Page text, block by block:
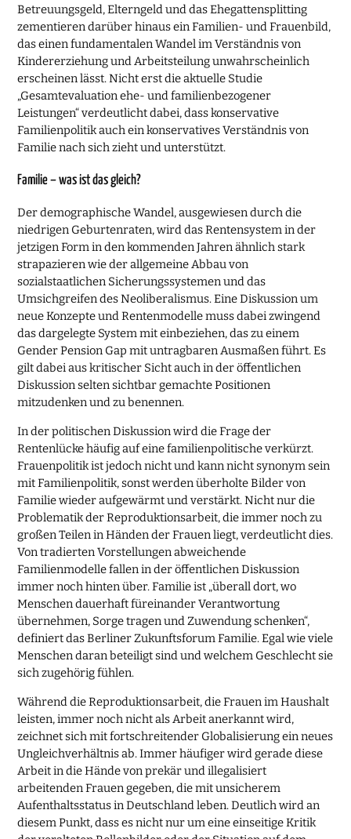
Betreuungsgeld, Elterngeld und das Ehegattensplitting
zementieren darüber hinaus ein Familien- und Frauenbild,
das einen fundamentalen Wandel im Verständnis von
Kindererziehung und Arbeitsteilung unwahrscheinlich
erscheinen lässt. Nicht erst die aktuelle Studie
„Gesamtevaluation ehe- und familienbezogener
Leistungen“ verdeutlicht dabei, dass konservative
Familienpolitik auch ein konservatives Verständnis von
Familie nach sich zieht und unterstützt.
Familie – was ist das gleich?
Der demographische Wandel, ausgewiesen durch die
niedrigen Geburtenraten, wird das Rentensystem in der
jetzigen Form in den kommenden Jahren ähnlich stark
strapazieren wie der allgemeine Abbau von
sozialstaatlichen Sicherungssystemen und das
Umsichgreifen des Neoliberalismus. Eine Diskussion um
neue Konzepte und Rentenmodelle muss dabei zwingend
das dargelegte System mit einbeziehen, das zu einem
Gender Pension Gap mit untragbaren Ausmaßen führt. Es
gilt dabei aus kritischer Sicht auch in der öffentlichen
Diskussion selten sichtbar gemachte Positionen
mitzudenken und zu benennen.
In der politischen Diskussion wird die Frage der
Rentenlücke häufig auf eine familienpolitische verkürzt.
Frauenpolitik ist jedoch nicht und kann nicht synonym sein
mit Familienpolitik, sonst werden überholte Bilder von
Familie wieder aufgewärmt und verstärkt. Nicht nur die
Problematik der Reproduktionsarbeit, die immer noch zu
großen Teilen in Händen der Frauen liegt, verdeutlicht dies.
Von tradierten Vorstellungen abweichende
Familienmodelle fallen in der öffentlichen Diskussion
immer noch hinten über. Familie ist „überall dort, wo
Menschen dauerhaft füreinander Verantwortung
übernehmen, Sorge tragen und Zuwendung schenken“,
definiert das Berliner Zukunftsforum Familie. Egal wie viele
Menschen daran beteiligt sind und welchem Geschlecht sie
sich zugehörig fühlen.
Während die Reproduktionsarbeit, die Frauen im Haushalt
leisten, immer noch nicht als Arbeit anerkannt wird,
zeichnet sich mit fortschreitender Globalisierung ein neues
Ungleichverhältnis ab. Immer häufiger wird gerade diese
Arbeit in die Hände von prekär und illegalisiert
arbeitenden Frauen gegeben, die mit unsicherem
Aufenthaltsstatus in Deutschland leben. Deutlich wird an
diesem Punkt, dass es nicht nur um eine einseitige Kritik